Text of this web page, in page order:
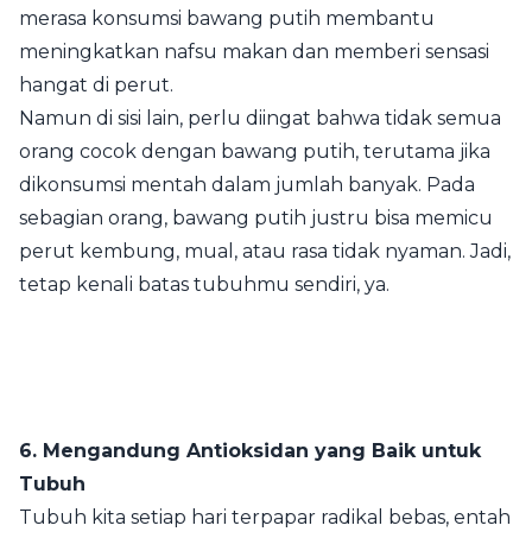
merasa konsumsi bawang putih membantu
meningkatkan nafsu makan dan memberi sensasi
hangat di perut.
Namun di sisi lain, perlu diingat bahwa tidak semua
orang cocok dengan bawang putih, terutama jika
dikonsumsi mentah dalam jumlah banyak. Pada
sebagian orang, bawang putih justru bisa memicu
perut kembung, mual, atau rasa tidak nyaman. Jadi,
tetap kenali batas tubuhmu sendiri, ya.
6. Mengandung Antioksidan yang Baik untuk
Tubuh
Tubuh kita setiap hari terpapar radikal bebas, entah